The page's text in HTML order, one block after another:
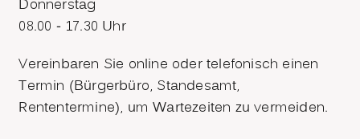
Donnerstag
08.00 - 17.30 Uhr
Vereinbaren Sie online oder telefonisch einen
Termin (Bürgerbüro, Standesamt,
Rententermine), um Wartezeiten zu vermeiden.